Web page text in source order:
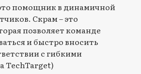
помощник в динамичной
Скрам – это
позволяет команде
и быстро вносить
с гибкими
TechTarget)